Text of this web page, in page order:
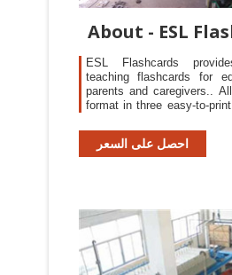
About - ESL
ESL Flashcards
teaching flashcards for
parents and caregivers..
format in three easy-to-
for group work and language
احصل على السعر